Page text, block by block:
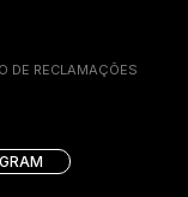
DE RECLAMAÇÕES